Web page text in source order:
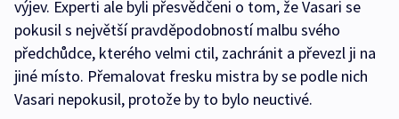
výjev. Experti ale byli přesvědčeni o tom, že Vasari se
pokusil s největší pravděpodobností malbu svého
předchůdce, kterého velmi ctil, zachránit a převezl ji na
jiné místo. Přemalovat fresku mistra by se podle nich
Vasari nepokusil, protože by to bylo neuctivé.